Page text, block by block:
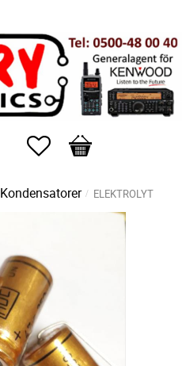
Favoriter
Kundvagn
Kondensatorer ELEKTROLYT